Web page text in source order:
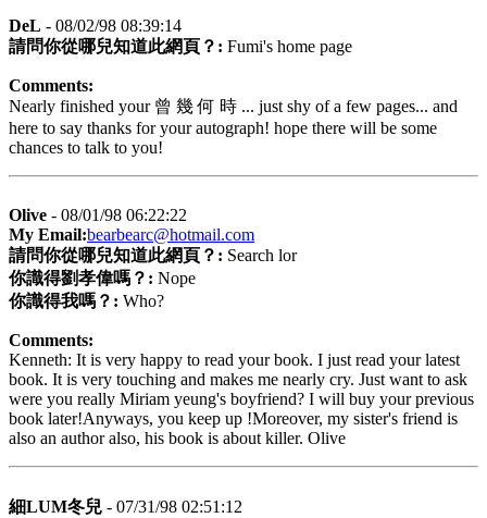
DeL - 08/02/98 08:39:14
請問你從哪兒知道此網頁？: Fumi's home page
Comments:
Nearly finished your 曾 幾 何 時 ... just shy of a few pages... and
here to say thanks for your autograph! hope there will be some
chances to talk to you!
Olive - 08/01/98 06:22:22
My Email:bearbearc@hotmail.com
請問你從哪兒知道此網頁？: Search lor
你識得劉孝偉嗎？: Nope
你識得我嗎？: Who?
Comments:
Kenneth: It is very happy to read your book. I just read your latest
book. It is very touching and makes me nearly cry. Just want to ask
were you really Miriam yeung's boyfriend? I will buy your previous
book later!Anyways, you keep up !Moreover, my sister's friend is
also an author also, his book is about killer. Olive
細LUM冬兒 - 07/31/98 02:51:12